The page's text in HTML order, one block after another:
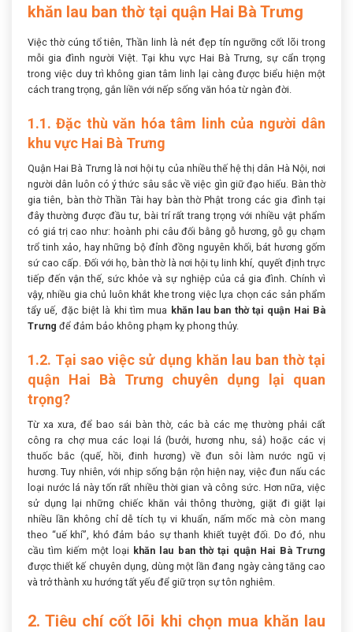
khăn lau ban thờ tại quận Hai Bà Trưng
Việc thờ cúng tổ tiên, Thần linh là nét đẹp tín ngưỡng cốt lõi trong
mỗi gia đình người Việt. Tại khu vực Hai Bà Trưng, sự cẩn trọng
trong việc duy trì không gian tâm linh lại càng được biểu hiện một
cách trang trọng, gắn liền với nếp sống văn hóa từ ngàn đời.
1.1. Đặc thù văn hóa tâm linh của người dân
khu vực Hai Bà Trưng
Quận Hai Bà Trưng là nơi hội tụ của nhiều thế hệ thị dân Hà Nội, nơi
người dân luôn có ý thức sâu sắc về việc gìn giữ đạo hiếu. Bàn thờ
gia tiên, bàn thờ Thần Tài hay bàn thờ Phật trong các gia đình tại
đây thường được đầu tư, bài trí rất trang trọng với nhiều vật phẩm
có giá trị cao như: hoành phi câu đối bằng gỗ hương, gỗ gụ chạm
trổ tinh xảo, hay những bộ đỉnh đồng nguyên khối, bát hương gốm
sứ cao cấp. Đối với họ, bàn thờ là nơi hội tụ linh khí, quyết định trực
tiếp đến vận thế, sức khỏe và sự nghiệp của cả gia đình. Chính vì
vậy, nhiều gia chủ luôn khắt khe trong việc lựa chọn các sản phẩm
tẩy uế, đặc biệt là khi tìm mua khăn lau ban thờ tại quận Hai Bà
Trưng để đảm bảo không phạm kỵ phong thủy.
1.2. Tại sao việc sử dụng khăn lau ban thờ tại
quận Hai Bà Trưng chuyên dụng lại quan
trọng?
Từ xa xưa, để bao sái bàn thờ, các bà các mẹ thường phải cất
công ra chợ mua các loại lá (bưởi, hương nhu, sả) hoặc các vị
thuốc bắc (quế, hồi, đinh hương) về đun sôi làm nước ngũ vị
hương. Tuy nhiên, với nhịp sống bận rộn hiện nay, việc đun nấu các
loại nước lá này tốn rất nhiều thời gian và công sức. Hơn nữa, việc
sử dụng lại những chiếc khăn vải thông thường, giặt đi giặt lại
nhiều lần không chỉ dễ tích tụ vi khuẩn, nấm mốc mà còn mang
theo “uế khí”, khó đảm bảo sự thanh khiết tuyệt đối. Do đó, nhu
cầu tìm kiếm một loại khăn lau ban thờ tại quận Hai Bà Trưng
được thiết kế chuyên dụng, dùng một lần đang ngày càng tăng cao
và trở thành xu hướng tất yếu để giữ trọn sự tôn nghiêm.
2. Tiêu chí cốt lõi khi chọn mua khăn lau